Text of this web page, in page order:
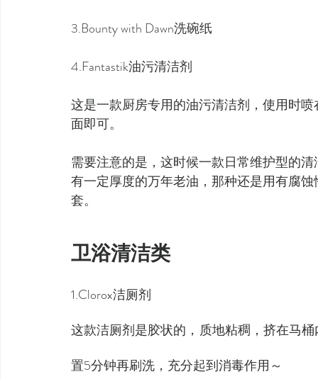
3.Bounty with Dawn洗碗纸
4.Fantastik油污清洁剂
这是一款厨房专用的油污清洁剂，使用时
面即可。
需要注意的是，这时候一款日常维护型的
有一定厚度的万年老油，那种还是用有腐
套。
卫浴清洁类
1.Clorox洁厕剂
这款洁厕剂是胶状的，质地粘稠，挤在马
置5分钟再刷洗，充分起到消毒作用～